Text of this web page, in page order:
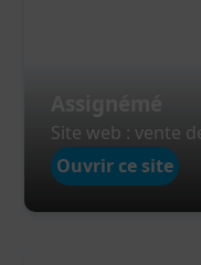
Site web : vente
Ouvrir ce site